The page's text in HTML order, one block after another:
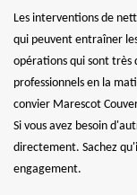
Les interventions de
qui peuvent entraîner
opérations qui sont très
professionnels en la
convier Marescot
Si vous avez besoin
directement. Sachez
engagement.